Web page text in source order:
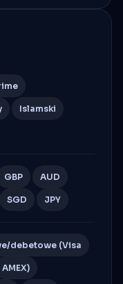
Islamski
GBP AUD
SGD JPY
debetowe (Visa
AMEX)